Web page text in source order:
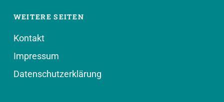
WEITERE SEITEN
Kontakt
Impressum
Datenschutzerklärung